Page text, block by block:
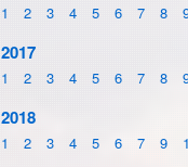
1 2 3 4 5 6 7 8
2017
1 2 3 4 5 6 7 8
2018
1 2 3 4 5 6 7 9